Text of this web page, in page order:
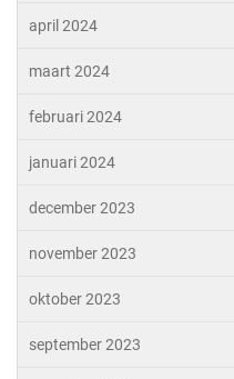
april 2024
maart 2024
februari 2024
januari 2024
december 2023
november 2023
oktober 2023
september 2023